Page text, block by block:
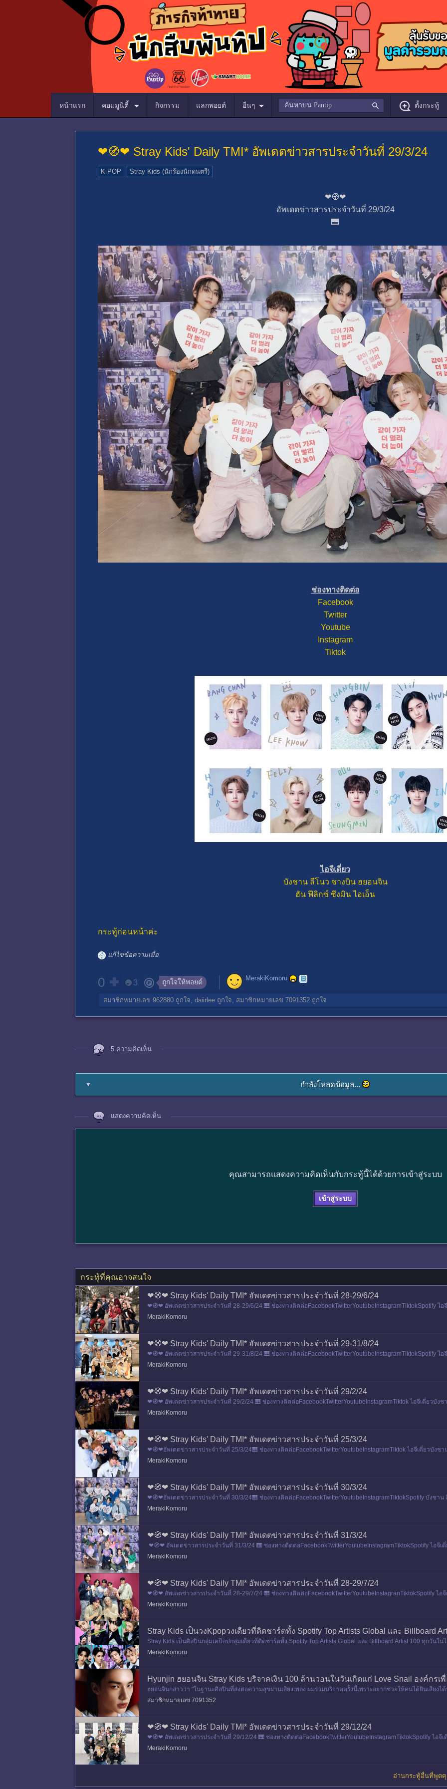
หน้าแรก คอมมูนิตี้ กิจกรรม แลกพอยต์ อื่นๆ ตั้งกระทู้
❤🧭❤ Stray Kids' Daily TMI* อัพเดตข่าวสารประจำวันที่ 29/3/24
K-POP Stray Kids (นักร้องนักดนตรี)
❤🧭❤
อัพเดตข่าวสารประจำวันที่ 29/3/24
🎹
ช่องทางติดต่อ
Facebook
Twitter
Youtube
Instagram
Tiktok
ไอจีเดี่ยว
บังชาน ลีโนว ชางบิน ฮยอนจิน
ฮัน ฟีลิกซ์ ซึงมิน ไอเอ็น
กระทู้ก่อนหน้าค่ะ
แก้ไขข้อความเมื่อ
0 3 ถูกใจให้พอยต์ MerakiKomoru
สมาชิกหมายเลข 962880 ถูกใจ, daiirlee ถูกใจ, สมาชิกหมายเลข 7091352 ถูกใจ
5 ความคิดเห็น
▼ กำลังโหลดข้อมูล...
แสดงความคิดเห็น
คุณสามารถแสดงความคิดเห็นกับกระทู้นี้ได้ด้วยการเข้าสู่ระบบ
เข้าสู่ระบบ
กระทู้ที่คุณอาจสนใจ
❤🧭❤ Stray Kids' Daily TMI* อัพเดตข่าวสารประจำวันที่ 28-29/6/24
❤🧭❤ อัพเดตข่าวสารประจำวันที่ 28-29/6/24 🎹 ช่องทางติดต่อFacebookTwitterYoutubeInstagramTiktokSpotify
เอ็น กระ
MerakiKomoru
❤🧭❤ Stray Kids' Daily TMI* อัพเดตข่าวสารประจำวันที่ 29-31/8/24
❤🧭❤ อัพเดตข่าวสารประจำวันที่ 29-31/8/24 🎹 ช่องทางติดต่อFacebookTwitterYoutubeInstagramTiktokSpotify
เอ็น กระ
MerakiKomoru
❤🧭❤ Stray Kids' Daily TMI* อัพเดตข่าวสารประจำวันที่ 29/2/24
❤🧭❤ อัพเดตข่าวสารประจำวันที่ 29/2/24 🎹 ช่องทางติดต่อFacebookTwitterYoutubeInstagramTiktok ไอจีเดี่ยวบั
ะทู้ก่อนหน้าค่ะ
MerakiKomoru
❤🧭❤ Stray Kids' Daily TMI* อัพเดตข่าวสารประจำวันที่ 25/3/24
❤🧭❤อัพเดตข่าวสารประจำวันที่ 25/3/24🎹 ช่องทางติดต่อFacebookTwitterYoutubeInstagramTiktok ไอจีเดี่ยวบัง
อนหน้าค่ะ
MerakiKomoru
❤🧭❤ Stray Kids' Daily TMI* อัพเดตข่าวสารประจำวันที่ 30/3/24
❤🧭❤อัพเดตข่าวสารประจำวันที่ 30/3/24🎹 ช่องทางติดต่อFacebookTwitterYoutubeInstagramTiktokSpotify บังชา
หน้าค่ะ
MerakiKomoru
❤🧭❤ Stray Kids' Daily TMI* อัพเดตข่าวสารประจำวันที่ 31/3/24
❤🧭❤ อัพเดตข่าวสารประจำวันที่ 31/3/24 🎹 ช่องทางติดต่อFacebookTwitterYoutubeInstagramTiktokSpotify ไอจี
น กระทู้
MerakiKomoru
❤🧭❤ Stray Kids' Daily TMI* อัพเดตข่าวสารประจำวันที่ 28-29/7/24
❤🧭❤ อัพเดตข่าวสารประจำวันที่ 28-29/7/24 🎹 ช่องทางติดต่อFacebookTwitterYoutubeInstagranTiktokSpotify ไ
อ็น กระ
MerakiKomoru
Stray Kids เป็นวงKpopวงเดียวที่ติดชาร์ตทั้ง Spotify Top Artists Global และ Billboard
Stray Kids เป็นศิลปินกลุ่มเคป๊อปกลุ่มเดียวที่ติดชาร์ตทั้ง Spotify Top Artists Global และ Billboard Artist 100 ทุกวัน
ความยินดีด้วยค่า 🎉🎊 ขอบคุณ
MerakiKomoru
Hyunjin ฮยอนจิน Stray Kids บริจาคเงิน 100 ล้านวอนในวันเกิดแก่ Love Snail องค์กร
ฮยอนจินกล่าวว่า "ในฐานะศิลปินที่ส่งต่อความสุขผ่านเสียงเพลง ผมร่วมบริจาคครั้งนี้เพราะอยากช่วยให้คนได้ยินเสีย
นความรักอันมีค่าที่แฟนๆมอบให้มาเ
สมาชิกหมายเลข 7091352
❤🧭❤ Stray Kids' Daily TMI* อัพเดตข่าวสารประจำวันที่ 29/12/24
❤🧭❤ อัพเดตข่าวสารประจำวันที่ 29/12/24 🎹 ช่องทางติดต่อFacebookTwitterYoutubeInstagramTiktokSpotify ไอ
น กระทู้
MerakiKomoru
อ่านกระทู้อื่นที่พูด